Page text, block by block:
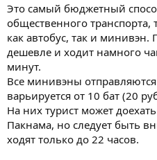
Это самый бюджетный
общественного транспорта,
как автобус, так и
дешевле и ходит намного
минут.
Все минивэны
варьируется от 10 бат (20
На них турист может
Пакнама, но следует быть
ходят только до 22 часов.